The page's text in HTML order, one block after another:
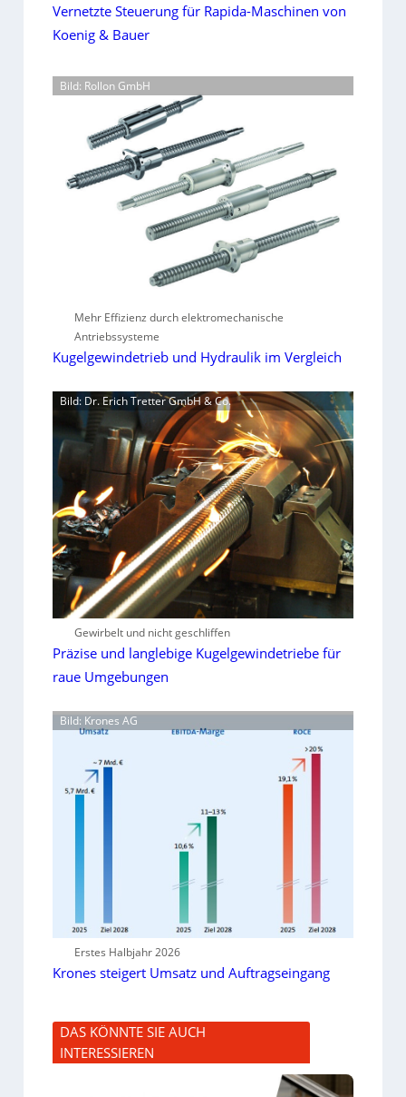
Vernetzte Steuerung für Rapida-Maschinen von
Koenig & Bauer
Bild: Rollon GmbH
Mehr Effizienz durch elektromechanische
Antriebssysteme
Kugelgewindetrieb und Hydraulik im Vergleich
Bild: Dr. Erich Tretter GmbH & Co.
Gewirbelt und nicht geschliffen
Präzise und langlebige Kugelgewindetriebe für
raue Umgebungen
Bild: Krones AG
Erstes Halbjahr 2026
Krones steigert Umsatz und Auftragseingang
DAS KÖNNTE SIE AUCH
INTERESSIEREN